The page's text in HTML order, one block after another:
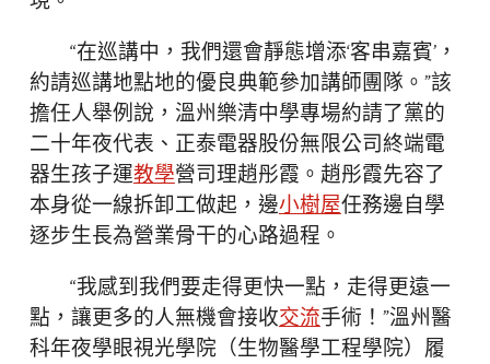
“在巡講中，我們還會靜態增添‘客串嘉賓’，
約請巡講地點地的優良典範參加講師團隊。”該
擔任人舉例說，溫州樂清中學專場約請了黨的
二十年夜代表、正泰電器股份無限公司終端電
器生孩子運教學營司理趙彤霞。趙彤霞先容了
本身從一線拆卸工做起，邊小樹屋任務邊自學
逐步生長為營業骨干的心路過程。
“我感到我們要走得更快一點，走得更遠一
點，讓更多的人無機會接收交流手術！”溫州醫
科年夜學眼視光學院（生物醫學工程學院）履